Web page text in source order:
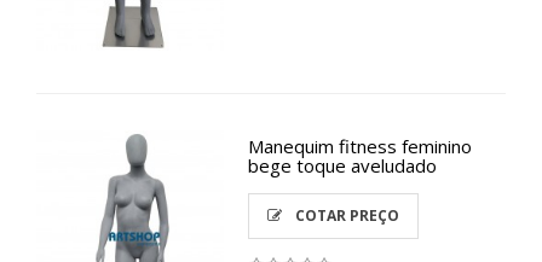
Manequim fitness feminino
bege toque aveludado
COTAR PREÇO